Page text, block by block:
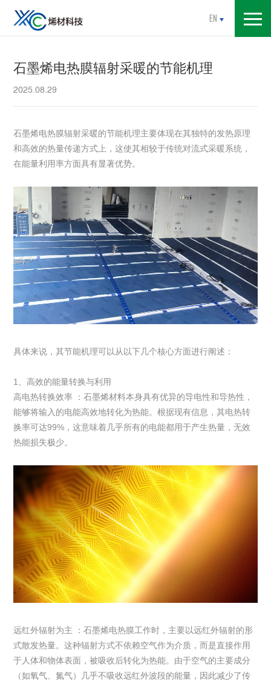
EN
石墨烯电热膜辐射采暖的节能机理
2025.08.29
石墨烯电热膜辐射采暖的节能机理主要体现在其独特的发热原理
和高效的热量传递方式上，这使其相较于传统对流式采暖系统，
在能量利用率方面具有显著优势。
具体来说，其节能机理可以从以下几个核心方面进行阐述：
1、高效的能量转换与利用
高电热转换效率 ：石墨烯材料本身具有优异的导电性和导热性，
能够将输入的电能高效地转化为热能。根据现有信息，其电热转
换率可达99%，这意味着几乎所有的电能都用于产生热量，无效
热能损失极少。
远红外辐射为主 ：石墨烯电热膜工作时，主要以远红外辐射的形
式散发热量。这种辐射方式不依赖空气作为介质，而是直接作用
于人体和物体表面，被吸收后转化为热能。由于空气的主要成分
（如氧气、氮气）几乎不吸收远红外波段的能量，因此减少了传